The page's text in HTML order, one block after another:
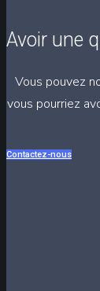
Avoir une
Vous pouvez
vous pourriez
Contactez-nous